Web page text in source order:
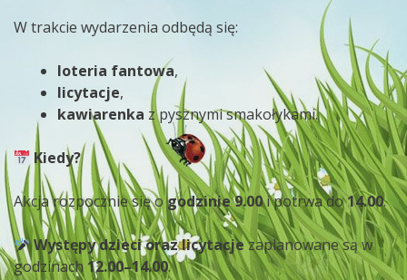
W trakcie wydarzenia odbędą się:
loteria fantowa,
licytacje,
kawiarenka z pysznymi smakołykami.
Kiedy?
Akcja rozpocznie się ogodzinie 9.00i potrwa do14.00.
Występy dzieci oraz licytacjezaplanowane są w
godzinach 12.00–14.00.